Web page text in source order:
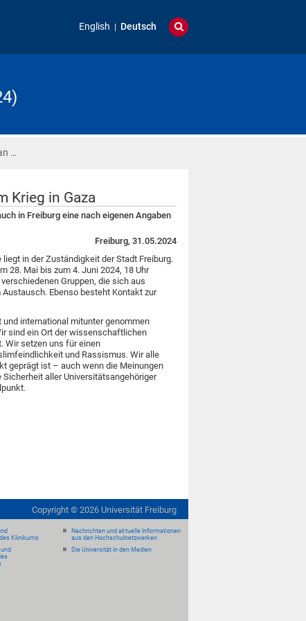
English Deutsch
…
Krieg in Gaza
in Freiburg eine nach eigenen Angaben
Freiburg, 31.05.2024
in der Zuständigkeit der Stadt Freiburg.
28. Mai bis zum 4. Juni 2024, 18 Uhr
Gruppen, die sich aus
Ebenso besteht Kontakt zur
international mitunter genommen
sind ein Ort der wissenschaftlichen
Wir setzen uns für einen
und Rassismus. Wir alle
geprägt ist – auch wenn die Meinungen
aller Universitätsangehöriger
Copyright © 2026 Universität Freiburg
Klinikums
Nachrichten und aktuelle Informationen
aus den Hochschulnetzwerken
Die Universität in den Medien